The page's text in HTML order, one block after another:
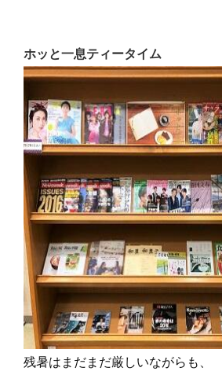
ホッと一息ティータイム
残暑はまだまだ厳しいながらも、